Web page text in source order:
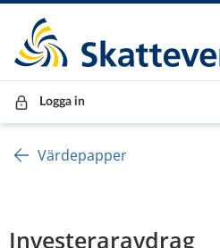
Till innehåll
Till navigationen
Till chattrobot
Logga in
Värdepapper
Investeraravdrag